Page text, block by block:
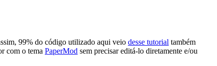
99% do código utilizado aqui veio desse tutorial também
com o tema PaperMod sem precisar editá-lo diretamente e/ou